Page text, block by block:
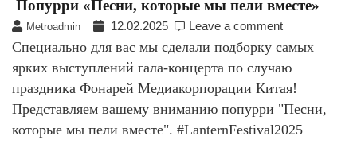
Попурри «Песни, которые мы пели вместе»
Metroadmin 12.02.2025 Leave a comment
Специально для вас мы сделали подборку самых
ярких выступлений гала-концерта по случаю
праздника Фонарей Медиакорпорации Китая!
Представляем вашему вниманию попурри "Песни,
которые мы пели вместе". #LanternFestival2025